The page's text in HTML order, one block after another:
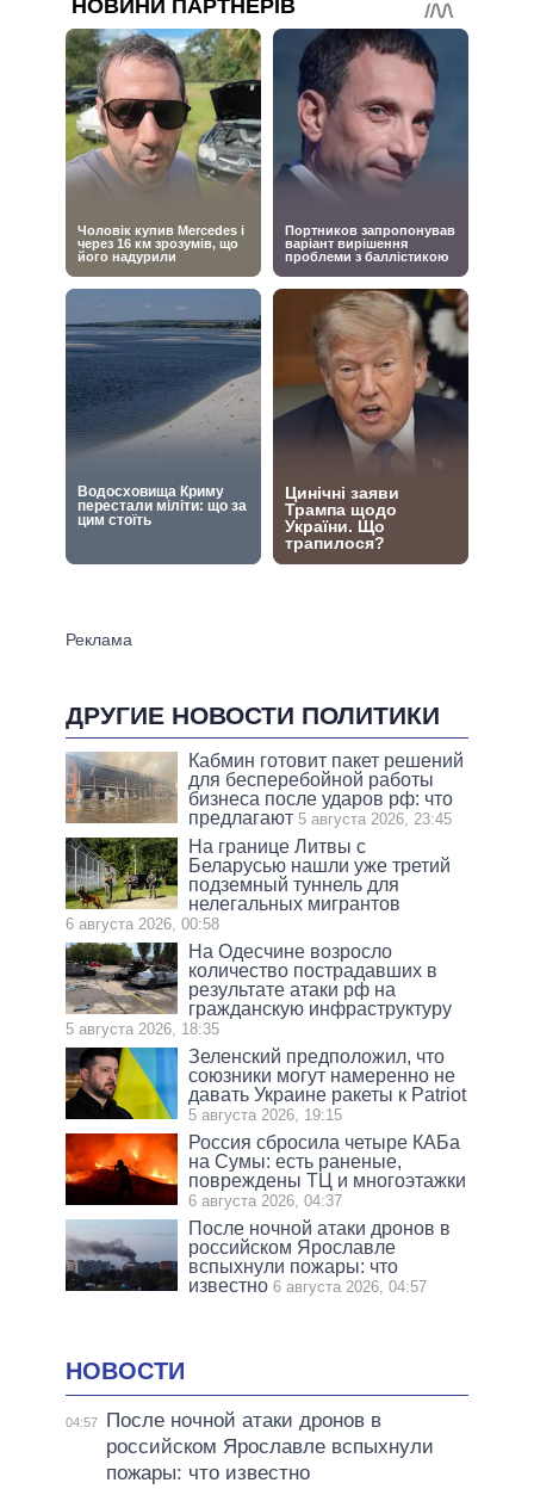
ДРУГИЕ НОВОСТИ ПОЛИТИКИ
Кабмин готовит пакет решений
для бесперебойной работы
бизнеса после ударов рф: что
предлагают 5 августа 2026, 23:45
На границе Литвы с
Беларусью нашли уже третий
подземный туннель для
нелегальных мигрантов
6 августа 2026, 00:58
На Одесчине возросло
количество пострадавших в
результате атаки рф на
гражданскую инфраструктуру
5 августа 2026, 18:35
Зеленский предположил, что
союзники могут намеренно не
давать Украине ракеты к Patriot
5 августа 2026, 19:15
Россия сбросила четыре КАБа
на Сумы: есть раненые,
повреждены ТЦ и многоэтажки
6 августа 2026, 04:37
После ночной атаки дронов в
российском Ярославле
вспыхнули пожары: что
известно 6 августа 2026, 04:57
НОВОСТИ
04:57
После ночной атаки дронов в
российском Ярославле вспыхнули
пожары: что известно